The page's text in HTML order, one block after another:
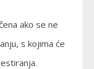
ako se ne
s kojima će